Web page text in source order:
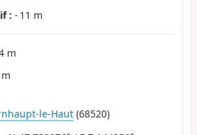
: - 11 m
m
le-Haut (68520)